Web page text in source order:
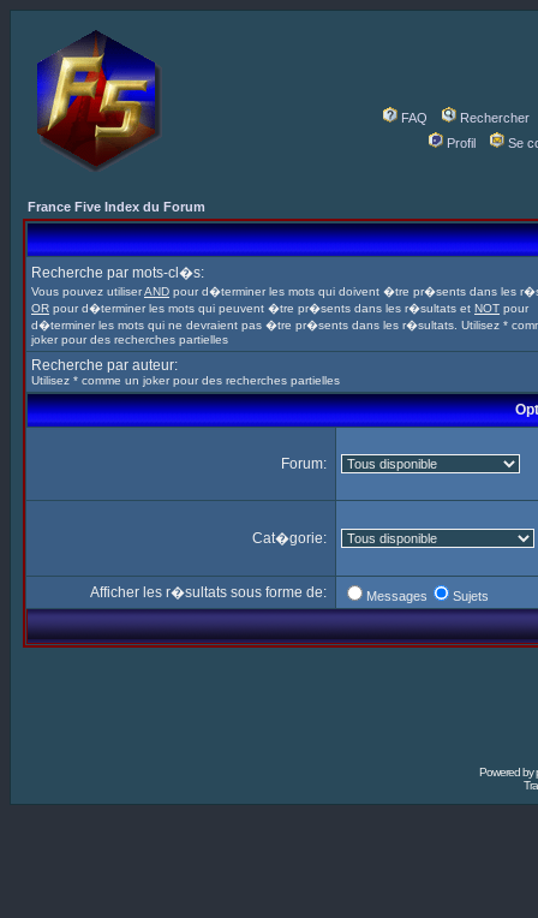
FAQ
Rechercher
Profil
Se
France Five Index du Forum
Recherche par mots-cl�s:
Vous pouvez utiliserAND pour d�terminer les mots qui doivent �tre pr�sents dans les
OR pour d�terminer les mots qui peuvent �tre pr�sents dans les r�sultats et NOT pour
d�terminer les mots qui ne devraient pas �tre pr�sents dans les r�sultats. Utilisez *
joker pour des recherches partielles
Recherche par auteur:
Utilisez * comme un joker pour des recherches partielles
Forum:
Cat�gorie:
Afficher les r�sultats sous forme de: Messages Sujets
Powered by